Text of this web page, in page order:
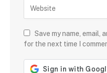
Save my name, email,
for the next time I